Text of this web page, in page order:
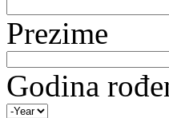
Prezime
Godina